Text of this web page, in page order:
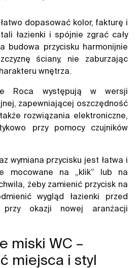
dopasować kolor, fakturę i
łazienki i spójnie zgrać cały
budowa przycisku harmonijnie
ściany, nie zaburzając
wnętrza.
Roca występują w wersji
zapewniającej oszczędność
rozwiązania elektroniczne,
przy pomocy czujników
wymiana przycisku jest łatwa i
mocowane na „klik” lub na
żeby zamienić przycisk na
wygląd łazienki przed
okazji nowej aranżacji
miski WC –
miejsca i styl